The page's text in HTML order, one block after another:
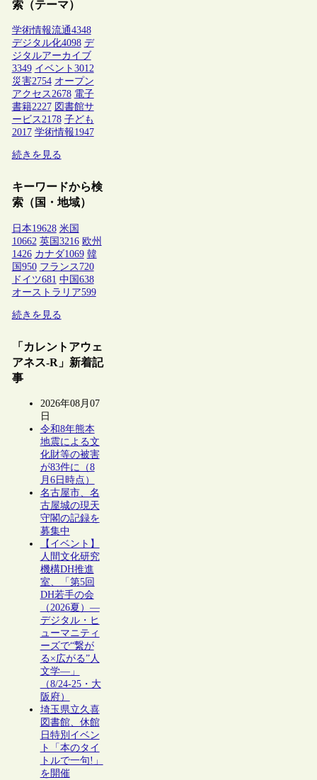
索（テーマ）
学術情報流通4348
デジタル化4098 デ
ジタルアーカイブ
3349 イベント 3012
災害2754 オープン
アクセス2678 電子
書籍2227 図書館サ
ービス2178 子ども
2017 学術情報1947
続きを見る
キーワードから検
索（国・地域）
日本19628 米国
10662 英国 3216 欧州
1426 カナダ1069 韓
国 950 フランス 720
ドイツ681 中国 638
オーストラリア599
続きを見る
「カレントアウェ
アネス-R」新着記
事
2026年08月07
日
令和8年熊本
地震による文
化財等の被害
が83件に（8
月6日時点）
名古屋市、名
古屋城の現天
守閣の記録を
募集中
【イベント】
人間文化研究
機構DH推進
室、「第5回
DH若手の会
（2026夏）―
デジタル・ヒ
ューマニティ
ーズで“繋が
る×広がる”人
文学―」
（8/24-25・大
阪府）
埼玉県立久喜
図書館、休館
日特別イベン
ト「本のタイ
トルで一句!」
を開催